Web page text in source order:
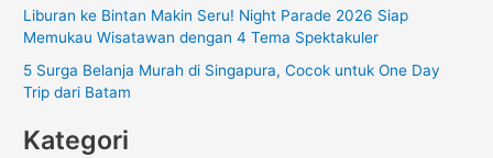
Liburan ke Bintan Makin Seru! Night Parade 2026 Siap
Memukau Wisatawan dengan 4 Tema Spektakuler
5 Surga Belanja Murah di Singapura, Cocok untuk One Day
Trip dari Batam
Kategori